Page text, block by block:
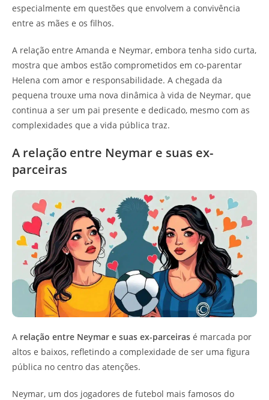
especialmente em questões que envolvem a convivência
entre as mães e os filhos.
A relação entre Amanda e Neymar, embora tenha sido curta,
mostra que ambos estão comprometidos em co-parentar
Helena com amor e responsabilidade. A chegada da
pequena trouxe uma nova dinâmica à vida de Neymar, que
continua a ser um pai presente e dedicado, mesmo com as
complexidades que a vida pública traz.
A relação entre Neymar e suas ex-
parceiras
A relação entre Neymar e suas ex-parceiras é marcada por
altos e baixos, refletindo a complexidade de ser uma figura
pública no centro das atenções.
Neymar, um dos jogadores de futebol mais famosos do